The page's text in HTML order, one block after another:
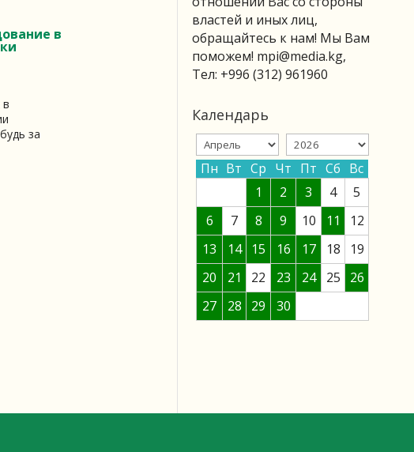
в
в
за
властей и иных лиц,
обращайтесь к нам! Мы Вам
поможем! mpi@media.kg,
Тел: +996 (312) 961960
Календарь
Пн Вт Ср Чт Пт Сб Вс
1
2 3 4
5
6
7 8 9 10 11
12
13
14 15 16 17 18
19
20
21 22 23 24 25
26
27
28 29 30